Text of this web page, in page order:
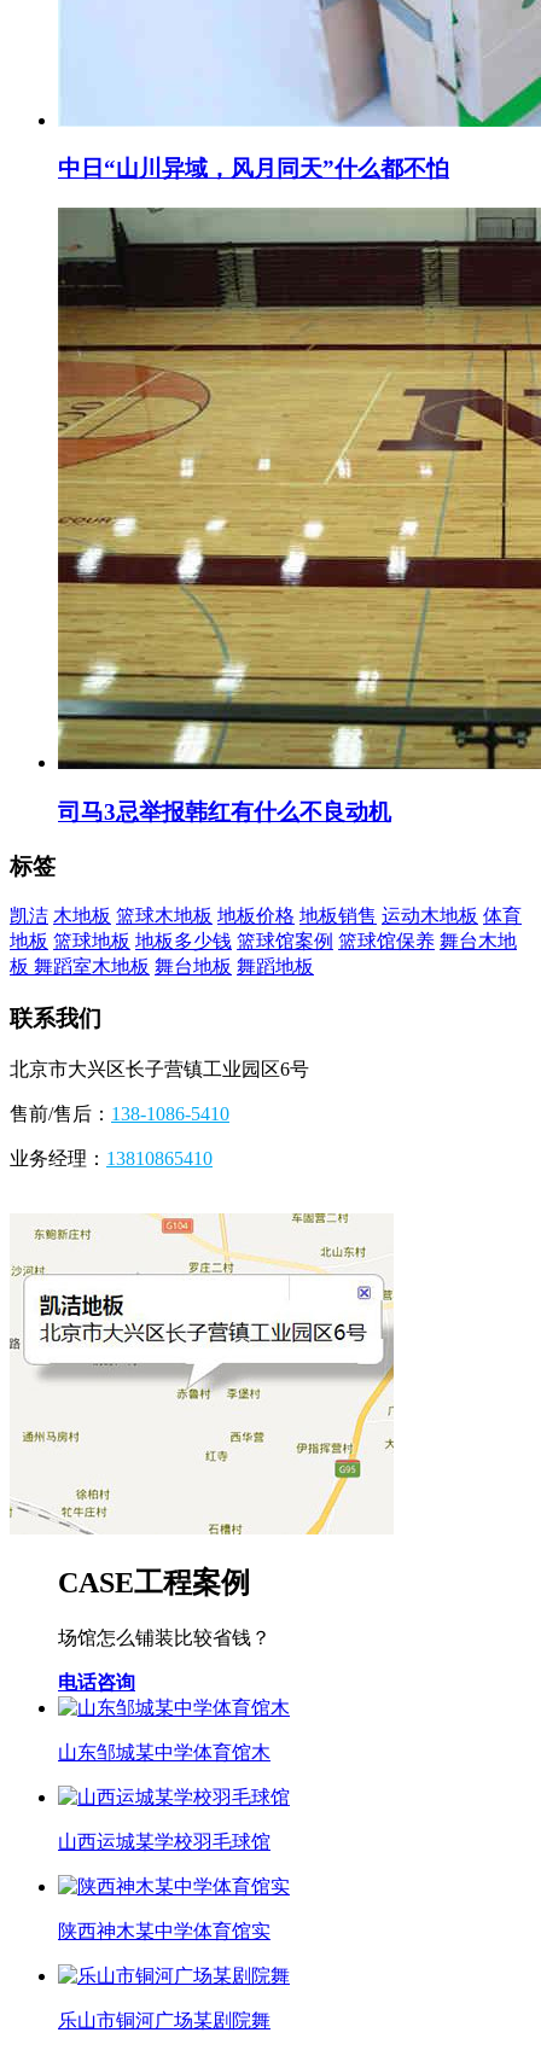
中日“山川异域，风月同天”什么都不怕
司马3忌举报韩红有什么不良动机
标签
凯洁 木地板 篮球木地板 地板价格 地板销售 运动木地板 体育
地板 篮球地板 地板多少钱 篮球馆案例 篮球馆保养 舞台木地
板 舞蹈室木地板 舞台地板 舞蹈地板
联系我们
北京市大兴区长子营镇工业园区6号
售前/售后： 138-1086-5410
业务经理： 13810865410
CASE工程案例
场馆怎么铺装比较省钱？
电话咨询
山东邹城某中学体育馆木
山西运城某学校羽毛球馆
陕西神木某中学体育馆实
乐山市铜河广场某剧院舞